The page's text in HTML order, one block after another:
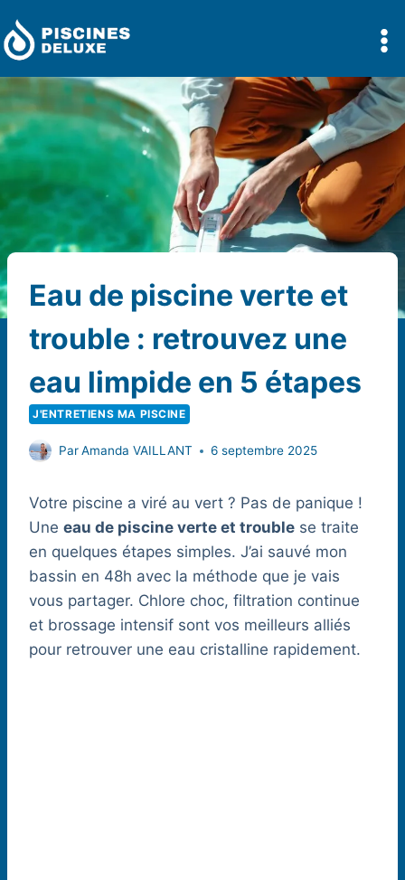
au
contenu
Eau de piscine verte et
trouble : retrouvez une
eau limpide en 5 étapes
J'ENTRETIENS MA PISCINE
ParAmanda VAILLANT 6 septembre 2025
Votre piscine a viré au vert ? Pas de panique !
Une eau de piscine verte et trouble se traite
en quelques étapes simples. J’ai sauvé mon
bassin en 48h avec la méthode que je vais
vous partager. Chlore choc, filtration continue
et brossage intensif sont vos meilleurs alliés
pour retrouver une eau cristalline rapidement.